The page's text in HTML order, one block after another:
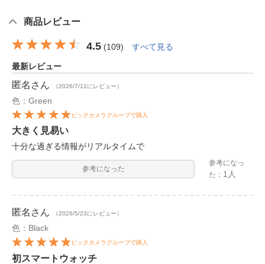
商品レビュー
4.5 (109) すべて見る
最新レビュー
匿名 さん （2026/7/11にレビュー）
色：Green
ビックカメラグループで購入
大きく見易い
十分な過ぎる情報がリアルタイムで
参考になった
参考になっ
た： 1人
匿名 さん （2026/5/23にレビュー）
色：Black
ビックカメラグループで購入
初スマートウォッチ